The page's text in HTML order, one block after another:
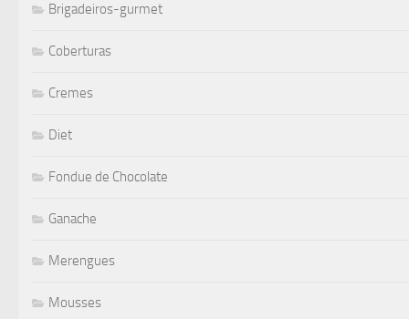
Brigadeiros-gurmet
Coberturas
Cremes
Diet
Fondue de Chocolate
Ganache
Merengues
Mousses